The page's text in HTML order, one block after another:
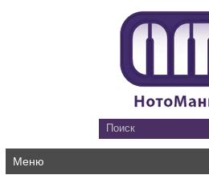
Меню